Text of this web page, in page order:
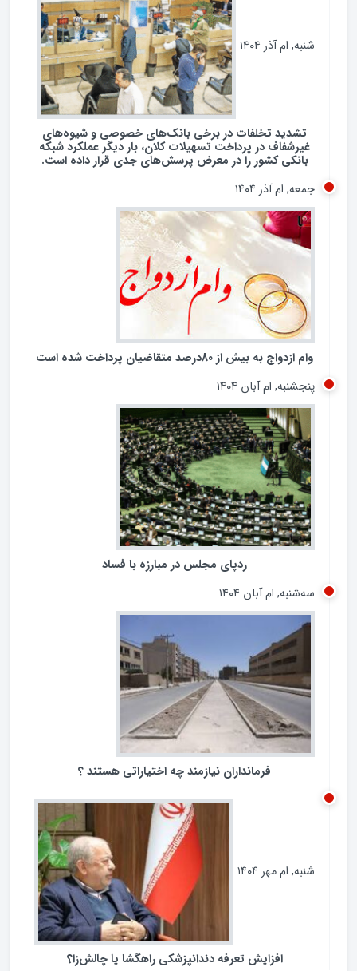
تشدید تخلفات در برخی بانک‌های خصوصی و شیوه‌های
غیرشفاف در پرداخت تسهیلات کلان، بار دیگر عملکرد شبکه
بانکی کشور را در معرض پرسش‌های جدی قرار داده است.
جمعه, ام آذر ۱۴۰۴
وام ازدواج به بیش از 80درصد متقاضیان پرداخت شده است
پنجشنبه, ام آبان ۱۴۰۴
ردپای مجلس در مبارزه با فساد
سه‌شنبه, ام آبان ۱۴۰۴
فرمانداران نیازمند چه اختیاراتی هستند ؟